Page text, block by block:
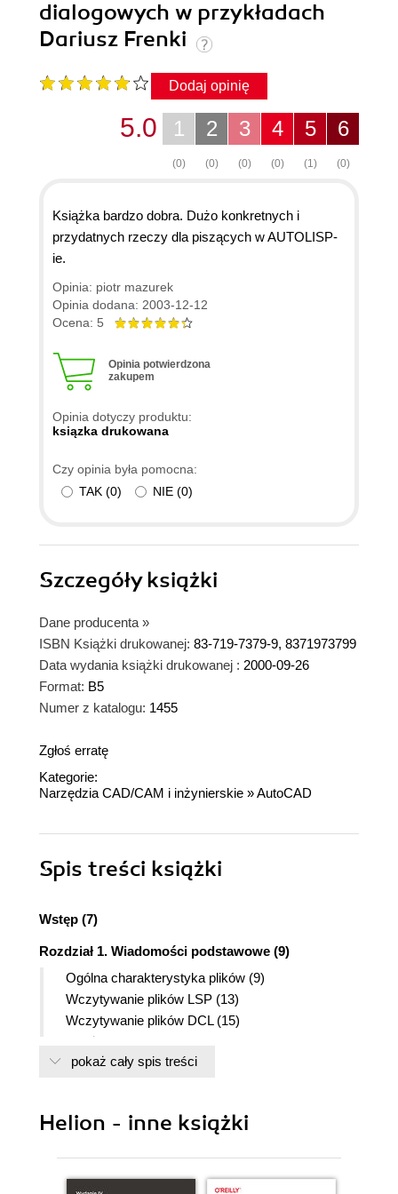
dialogowych w przykładach
Dariusz Frenki
Dodaj opinię
6
(0)
5
(1)
4
(0)
3
(0)
2
(0)
1
(0)
5.0
Książka bardzo dobra. Dużo konkretnych i
przydatnych rzeczy dla piszących w AUTOLISP-
ie.
Opinia: piotr mazurek
Opinia dodana: 2003-12-12
Ocena: 5
Opinia potwierdzona
zakupem
Opinia dotyczy produktu:
ksiązka drukowana
Czy opinia była pomocna:
TAK (0) NIE (0)
Szczegółyksiążki
Dane producenta »
ISBN Książki drukowanej: 83-719-7379-9, 8371973799
Data wydania książki drukowanej : 2000-09-26
Format: B5
Numer z katalogu: 1455
Zgłoś erratę
Kategorie:
Narzędzia CAD/CAM i inżynierskie »AutoCAD
Spis treści książki
Wstęp (7)
Rozdział 1. Wiadomości podstawowe (9)
Ogólna charakterystyka plików (9)
Wczytywanie plików LSP (13)
Wczytywanie plików DCL (15)
Rozdział 2. Elementy okien dialogowych (27)
Wycinki informacyjne i dekoracyjne (32)
Wycinki grupujące (45)
Inne wycinki (51)
pokaż cały spis treści
Helion - inne książki